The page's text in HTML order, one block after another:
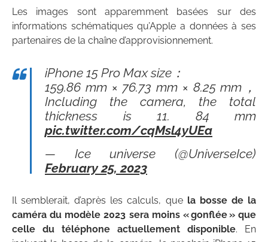
Les images sont apparemment basées sur des
informations schématiques qu’Apple a données à ses
partenaires de la chaîne d’approvisionnement.
iPhone 15 Pro Max size：
159.86 mm × 76.73 mm × 8.25 mm，
Including the camera, the total
thickness is 11. 84 mm
pic.twitter.com/cqMsl4yUEa
— Ice universe (@UniverseIce)
February 25, 2023
Il semblerait, d’après les calculs, que la bosse de la
caméra du modèle 2023 sera moins « gonflée » que
celle du téléphone actuellement disponible. En